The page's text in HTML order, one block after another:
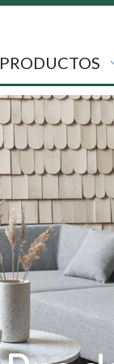
PRODUCTOS